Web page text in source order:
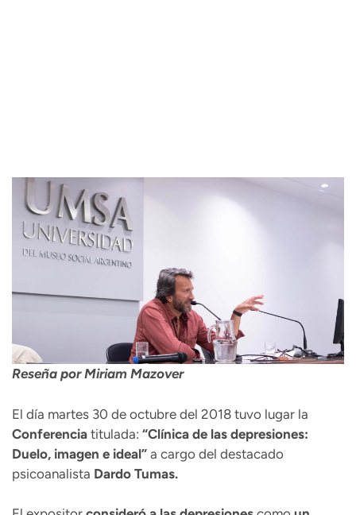
Reseña por Miriam Mazover
El día martes 30 de octubre del 2018 tuvo lugar la
Conferencia titulada: “Clínica de las depresiones:
Duelo, imagen e ideal” a cargo del destacado
psicoanalista Dardo Tumas.